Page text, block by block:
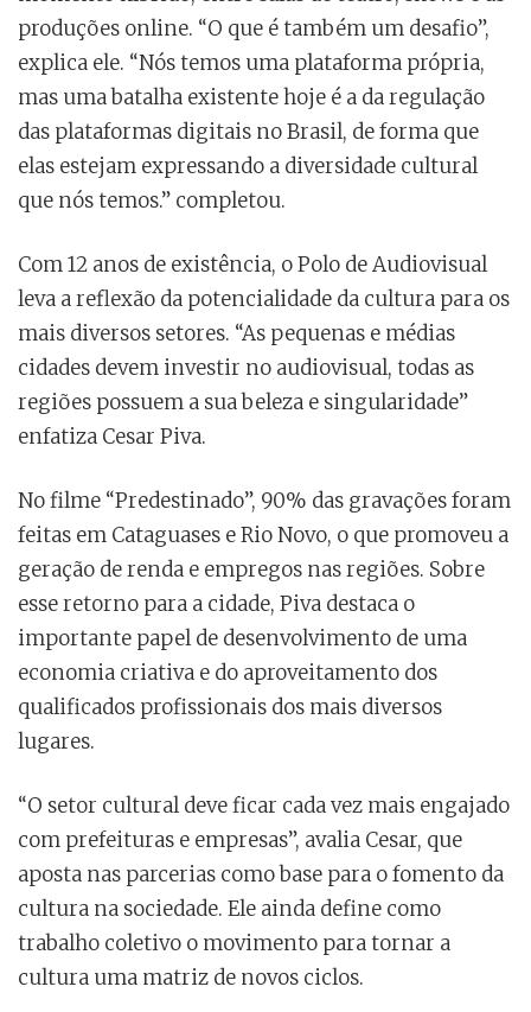
produções online. “O que é também um desafio”,
explica ele. “Nós temos uma plataforma própria,
mas uma batalha existente hoje é a da regulação
das plataformas digitais no Brasil, de forma que
elas estejam expressando a diversidade cultural
que nós temos.” completou.
Com 12 anos de existência, o Polo de Audiovisual
leva a reflexão da potencialidade da cultura para os
mais diversos setores. “As pequenas e médias
cidades devem investir no audiovisual, todas as
regiões possuem a sua beleza e singularidade”
enfatiza Cesar Piva.
No filme “Predestinado”, 90% das gravações foram
feitas em Cataguases e Rio Novo, o que promoveu a
geração de renda e empregos nas regiões. Sobre
esse retorno para a cidade, Piva destaca o
importante papel de desenvolvimento de uma
economia criativa e do aproveitamento dos
qualificados profissionais dos mais diversos
lugares.
“O setor cultural deve ficar cada vez mais engajado
com prefeituras e empresas”, avalia Cesar, que
aposta nas parcerias como base para o fomento da
cultura na sociedade. Ele ainda define como
trabalho coletivo o movimento para tornar a
cultura uma matriz de novos ciclos.